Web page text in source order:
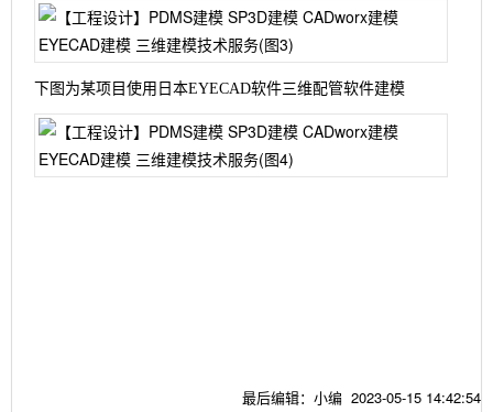
下图为某项目使用日本EYECAD软件三维配管软件建模
最后编辑：小编 2023-05-15 14:42:54